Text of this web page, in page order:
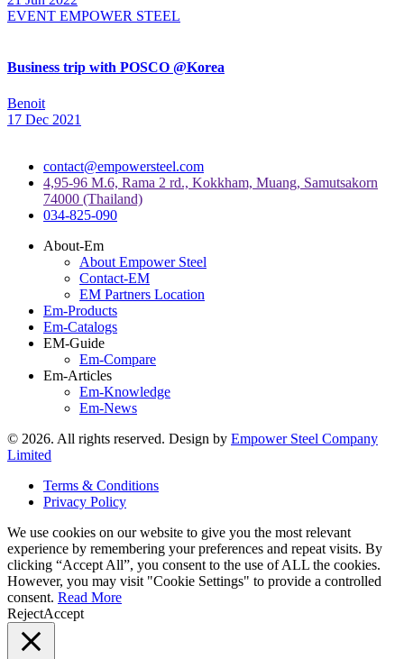
Business trip with NOROO @Korea
admin01
05 Jul 2022
Admin Outsourcify
21 Jun 2022
EVENT EMPOWER STEEL
Business trip with POSCO @Korea
17 Dec 2021
contact@empowersteel.com
4,95-96 M.6, Rama 2 rd., Kokkham, Muang, Samutsakorn
74000 (Thailand)
034-825-090
About-Em
EM Partners Location
Em-Products
EM-Guide
Em-Compare
Em-Articles
Em-Knowledge
Em-News
2026
Limited